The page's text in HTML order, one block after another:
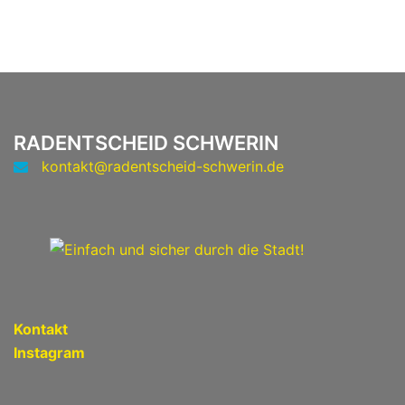
RADENTSCHEID SCHWERIN
kontakt@radentscheid-schwerin.de
Kontakt
Instagram